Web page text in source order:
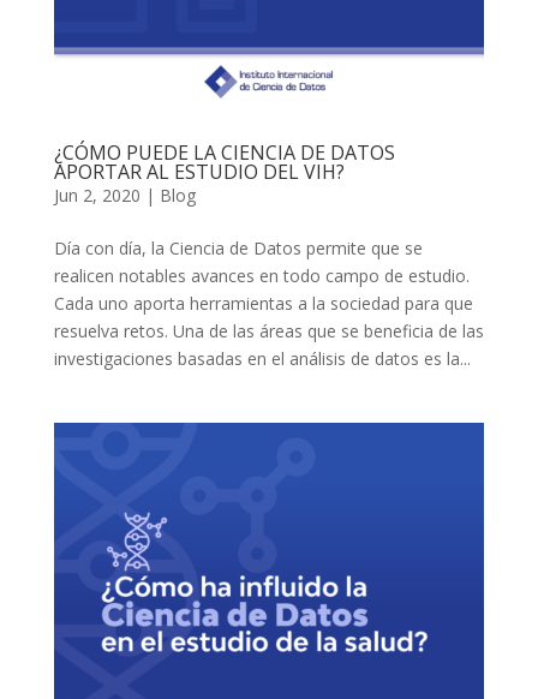
¿CÓMO PUEDE LA CIENCIA DE DATOS
APORTAR AL ESTUDIO DEL VIH?
Jun 2, 2020 | Blog
Día con día, la Ciencia de Datos permite que se
realicen notables avances en todo campo de estudio.
Cada uno aporta herramientas a la sociedad para que
resuelva retos. Una de las áreas que se beneficia de las
investigaciones basadas en el análisis de datos es la...